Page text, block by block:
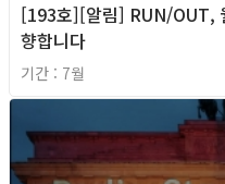
[193호][알림] RUN/OUT,
향합니다
기간 : 7월